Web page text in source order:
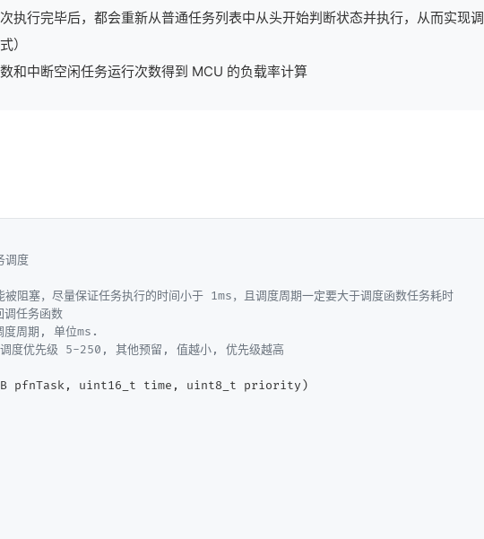
执行完毕后，都会重新从普通任务列表中从头开始判断状态并执行，从而实现调
）
和中断空闲任务运行次数得到 MCU 的负载率计算
度
，尽量保证任务执行的时间小于 1ms，且调度周期一定要大于调度函数任务耗时
任务函数
周期, 单位ms.
先级 5-250, 其他预留, 值越小, 优先级越高
pfnTask, uint16_t time, uint8_t priority)